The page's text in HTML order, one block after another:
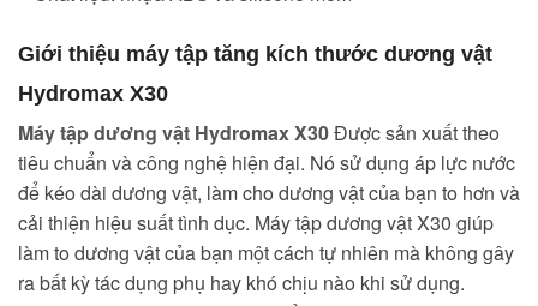
Giới thiệu máy tập tăng kích thước dương vật
Hydromax X30
Máy tập dương vật Hydromax X30Được sản xuất theo
tiêu chuẩn và công nghệ hiện đại. Nó sử dụng áp lực nước
để kéo dài dương vật, làm cho dương vật của bạn to hơn và
cải thiện hiệu suất tình dục. Máy tập dương vật X30 giúp
làm to dương vật của bạn một cách tự nhiên mà không gây
ra bất kỳ tác dụng phụ hay khó chịu nào khi sử dụng.